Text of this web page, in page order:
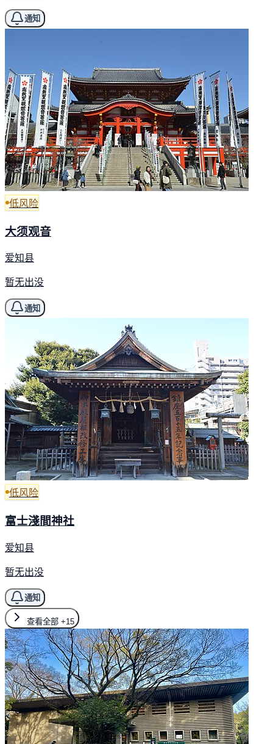
通知
低风险
大须观音
爱知县
暂无出没
通知
低风险
富士淺間神社
爱知县
暂无出没
通知
查看全部 +15